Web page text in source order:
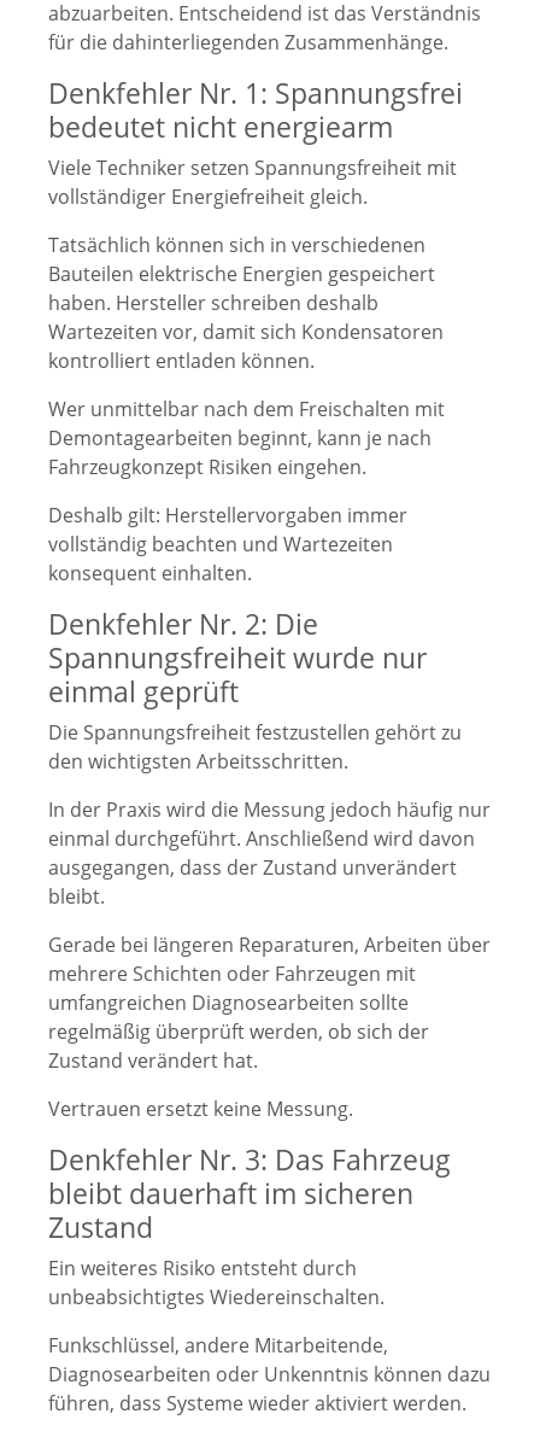
abzuarbeiten. Entscheidend ist das Verständnis
für die dahinterliegenden Zusammenhänge.
Denkfehler Nr. 1: Spannungsfrei
bedeutet nicht energiearm
Viele Techniker setzen Spannungsfreiheit mit
vollständiger Energiefreiheit gleich.
Tatsächlich können sich in verschiedenen
Bauteilen elektrische Energien gespeichert
haben. Hersteller schreiben deshalb
Wartezeiten vor, damit sich Kondensatoren
kontrolliert entladen können.
Wer unmittelbar nach dem Freischalten mit
Demontagearbeiten beginnt, kann je nach
Fahrzeugkonzept Risiken eingehen.
Deshalb gilt: Herstellervorgaben immer
vollständig beachten und Wartezeiten
konsequent einhalten.
Denkfehler Nr. 2: Die
Spannungsfreiheit wurde nur
einmal geprüft
Die Spannungsfreiheit festzustellen gehört zu
den wichtigsten Arbeitsschritten.
In der Praxis wird die Messung jedoch häufig nur
einmal durchgeführt. Anschließend wird davon
ausgegangen, dass der Zustand unverändert
bleibt.
Gerade bei längeren Reparaturen, Arbeiten über
mehrere Schichten oder Fahrzeugen mit
umfangreichen Diagnosearbeiten sollte
regelmäßig überprüft werden, ob sich der
Zustand verändert hat.
Vertrauen ersetzt keine Messung.
Denkfehler Nr. 3: Das Fahrzeug
bleibt dauerhaft im sicheren
Zustand
Ein weiteres Risiko entsteht durch
unbeabsichtigtes Wiedereinschalten.
Funkschlüssel, andere Mitarbeitende,
Diagnosearbeiten oder Unkenntnis können dazu
führen, dass Systeme wieder aktiviert werden.